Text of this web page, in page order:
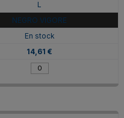
L
NEGRO VIGORE
En stock
14,61 €